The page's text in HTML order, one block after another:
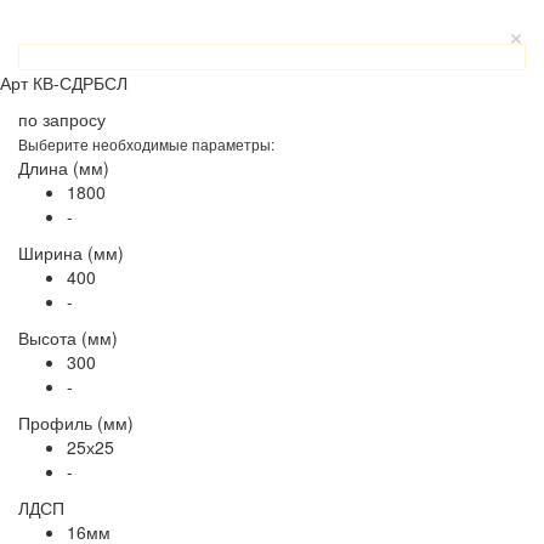
Арт КВ-СДРБСЛ
по запросу
Выберите необходимые параметры:
Длина (мм)
1800
-
Ширина (мм)
400
-
Высота (мм)
300
-
Профиль (мм)
25х25
-
ЛДСП
16мм